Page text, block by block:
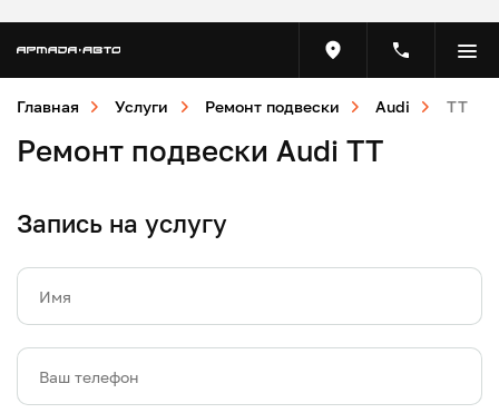
Главная Услуги Ремонт подвески Audi TT
Ремонт подвески Audi TT
Запись на услугу
Имя
Ваш телефон